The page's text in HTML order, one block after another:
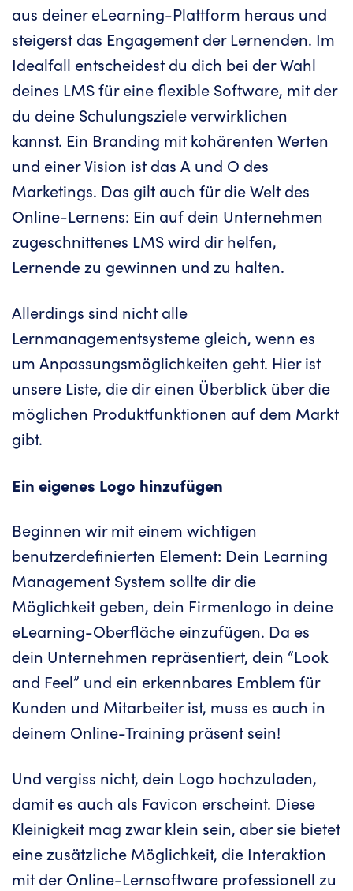
aus deiner eLearning-Plattform heraus und
steigerst das Engagement der Lernenden. Im
Idealfall entscheidest du dich bei der Wahl
deines LMS für eine flexible Software, mit der
du deine Schulungsziele verwirklichen
kannst. Ein Branding mit kohärenten Werten
und einer Vision ist das A und O des
Marketings. Das gilt auch für die Welt des
Online-Lernens: Ein auf dein Unternehmen
zugeschnittenes LMS wird dir helfen,
Lernende zu gewinnen und zu halten.
Allerdings sind nicht alle
Lernmanagementsysteme gleich, wenn es
um Anpassungsmöglichkeiten geht. Hier ist
unsere Liste, die dir einen Überblick über die
möglichen Produktfunktionen auf dem Markt
gibt.
Ein eigenes Logo hinzufügen
Beginnen wir mit einem wichtigen
benutzerdefinierten Element: Dein Learning
Management System sollte dir die
Möglichkeit geben, dein Firmenlogo in deine
eLearning-Oberfläche einzufügen. Da es
dein Unternehmen repräsentiert, dein “Look
and Feel” und ein erkennbares Emblem für
Kunden und Mitarbeiter ist, muss es auch in
deinem Online-Training präsent sein!
Und vergiss nicht, dein Logo hochzuladen,
damit es auch als Favicon erscheint. Diese
Kleinigkeit mag zwar klein sein, aber sie bietet
eine zusätzliche Möglichkeit, die Interaktion
mit der Online-Lernsoftware professionell zu